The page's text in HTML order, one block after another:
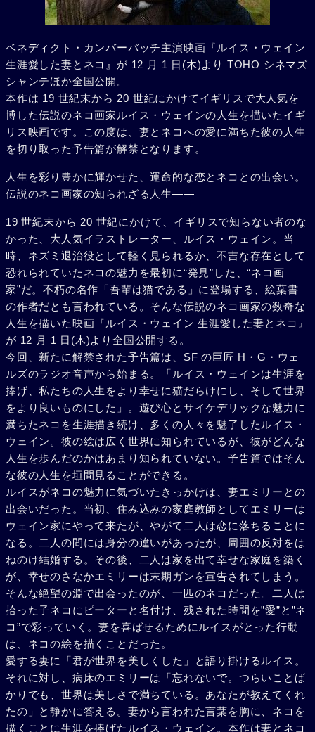
ベネディクト・カンバーバッチ主演映画『ルイス・ウェイン
生涯愛した妻とネコ』が 12 月 1 日(木)より TOHO シネマズ
シャンテほか全国公開。
本作は 19 世紀末から 20 世紀にかけてイギリスで大人気を
博した伝説のネコ画家ルイス・ウェインの人生を描いたイギ
リス映画です。この度は、妻とネコへの愛に満ちた彼の人生
を切り取った予告篇が解禁となります。
人生を彩り豊かに輝かせた、運命的な恋とネコとの出会い。
伝説のネコ画家の知られざる人生――
19 世紀末から 20 世紀にかけて、イギリスで知らない者のな
かった、大人気イラストレーター、ルイス・ウェイン。当
時、ネズミ退治役として軽く見られるか、不吉な存在として
恐れられていたネコの魅力を最初に“発見”した、“ネコ画
家”だ。不朽の名作「吾輩は猫である」に登場する、絵葉書
の作者だとも言われている。そんな伝説のネコ画家の数奇な
人生を描いた映画『ルイス・ウェイン 生涯愛した妻とネコ』
が 12 月 1 日(木)より全国公開する。
今回、新たに解禁された予告篇は、SF の巨匠 H・G・ウェ
ルズのラジオ音声から始まる。「ルイス・ウェインは生涯を
捧げ、私たちの人生をより幸せに猫だらけにし、そして世界
をより良いものにした」。遊び心とサイケデリックな魅力に
満ちたネコを生涯描き続け、多くの人々を魅了したルイス・
ウェイン。彼の絵は広く世界に知られているが、彼がどんな
人生を歩んだのかはあまり知られていない。予告篇ではそん
な彼の人生を垣間見ることができる。
ルイスがネコの魅力に気づいたきっかけは、妻エミリーとの
出会いだった。当初、住み込みの家庭教師としてエミリーは
ウェイン家にやって来たが、やがて二人は恋に落ちることに
なる。二人の間には身分の違いがあったが、周囲の反対をは
ねのけ結婚する。その後、二人は家を出て幸せな家庭を築く
が、幸せのさなかエミリーは末期ガンを宣告されてしまう。
そんな絶望の淵で出会ったのが、一匹のネコだった。二人は
拾った子ネコにピーターと名付け、残された時間を”愛”と”ネ
コ”で彩っていく。妻を喜ばせるためにルイスがとった行動
は、ネコの絵を描くことだった。
愛する妻に「君が世界を美しくした」と語り掛けるルイス。
それに対し、病床のエミリーは「忘れないで。つらいことば
かりでも、世界は美しさで満ちている。あなたが教えてくれ
たの」と静かに答える。妻から言われた言葉を胸に、ネコを
描くことに生涯を捧げたルイス・ウェイン。本作は妻とネコ